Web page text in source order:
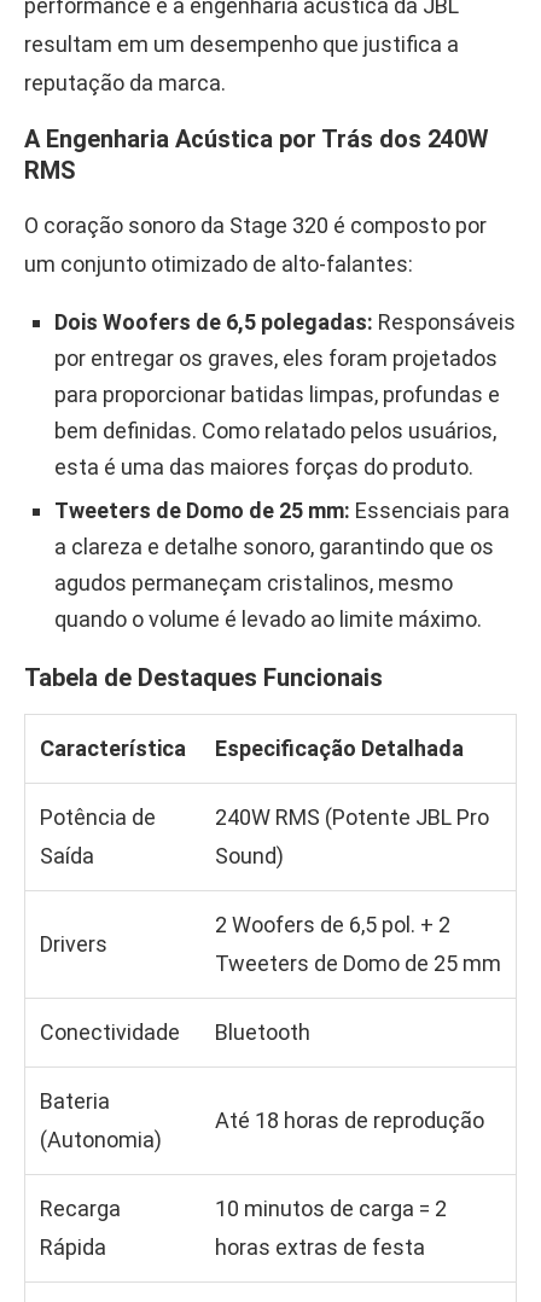
performance e a engenharia acústica da JBL
resultam em um desempenho que justifica a
reputação da marca.
A Engenharia Acústica por Trás dos 240W
RMS
O coração sonoro da Stage 320 é composto por
um conjunto otimizado de alto-falantes:
Dois Woofers de 6,5 polegadas: Responsáveis
por entregar os graves, eles foram projetados
para proporcionar batidas limpas, profundas e
bem definidas. Como relatado pelos usuários,
esta é uma das maiores forças do produto.
Tweeters de Domo de 25 mm: Essenciais para
a clareza e detalhe sonoro, garantindo que os
agudos permaneçam cristalinos, mesmo
quando o volume é levado ao limite máximo.
Tabela de Destaques Funcionais
Característica Especificação Detalhada
Potência de
Saída
240W RMS (Potente JBL Pro
Sound)
Drivers
2 Woofers de 6,5 pol. + 2
Tweeters de Domo de 25 mm
Conectividade Bluetooth
Bateria
(Autonomia)
Até 18 horas de reprodução
Recarga
Rápida
10 minutos de carga = 2
horas extras de festa